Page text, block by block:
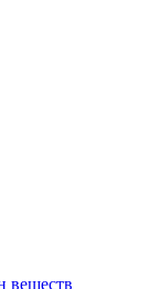
веществ